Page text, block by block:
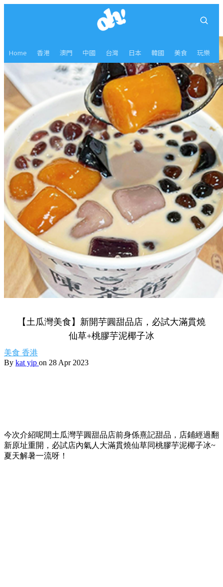
Home 香港 澳門 中國 台灣 日本 韓國 美食 玩樂
【土瓜灣美食】新開芋圓甜品店，必試大滿貫燒
仙草+桃膠芋泥椰子冰
美食 香港
By kat yip on 28 Apr 2023
今次介紹呢間土瓜灣芋圓甜品店前身係熹記甜品，店鋪經過翻
新原址重開，必試店內氣人大滿貫燒仙草同桃膠芋泥椰子冰~
夏天解暑一流呀！